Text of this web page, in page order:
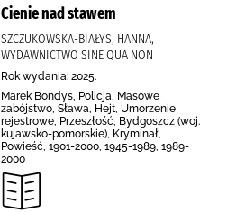
Cienie nad stawem
SZCZUKOWSKA-BIAŁYS, HANNA,
WYDAWNICTWO SINE QUA NON
Rok wydania: 2025.
Marek Bondys, Policja, Masowe
zabójstwo, Sława, Hejt, Umorzenie
rejestrowe, Przeszłość, Bydgoszcz (woj.
kujawsko-pomorskie), Kryminał,
Powieść, 1901-2000, 1945-1989, 1989-
2000